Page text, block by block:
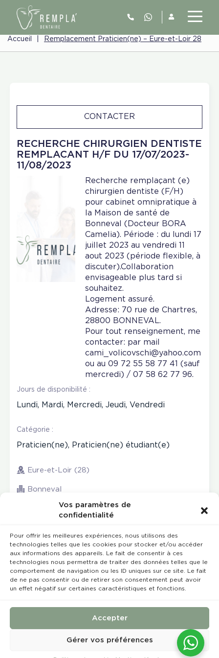
Vos paramètres de
confidentialité
Pour offrir les meilleures expériences, nous utilisons des
technologies telles que les cookies pour stocker et/ou accéder
aux informations des appareils. Le fait de consentir à ces
technologies nous permettra de traiter des données telles que le
comportement de navigation ou les ID uniques sur ce site. Le fait
de ne pas consentir ou de retirer son consentement peut avoir
un effet négatif sur certaines caractéristiques et fonctions.
Accepter
Gérer vos préférences
Accueil Remplacement Praticien(ne) – Eure-et-Loir 28
RECHERCHE CHIRURGIEN DENTISTE
REMPLACANT H/F DU 17/07/2023-
11/08/2023
CONTACTER
Recherche remplaçant (e)
chirurgien dentiste (F/H)
pour cabinet omnipratique à
la Maison de santé de
Bonneval (Docteur BORA
Camelia). Période : du lundi 17
juillet 2023 au vendredi 11
aout 2023 (période flexible, à
discuter).Collaboration
envisageable plus tard si
souhaitez.
Logement assuré.
Adresse: 70 rue de Chartres,
28800 BONNEVAL.
Pour tout renseignement, me
contacter: par mail
cami_volicovschi@yahoo.com
ou au 09 72 55 58 77 41 (sauf
mercredi) / 07 58 62 77 96.
Jours de disponibilité :
Lundi, Mardi, Mercredi, Jeudi, Vendredi
Catégorie :
Praticien(ne), Praticien(ne) étudiant(e)
Eure-et-Loir (28)
Bonneval
Rempla’Dentaire © 2023 Tous droits réservés
Conception et réalisation :
Mentions légales